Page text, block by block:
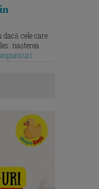
cele care
nașterea